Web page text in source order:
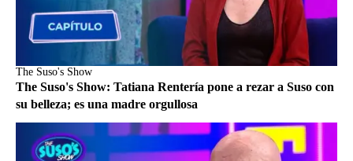
The Suso's Show
The Suso's Show: Tatiana Rentería pone a rezar a Suso con
su belleza; es una madre orgullosa